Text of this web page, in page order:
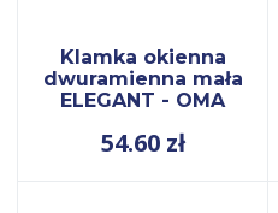
Klamka okienna
dwuramienna mała
ELEGANT - OMA
54.60 zł